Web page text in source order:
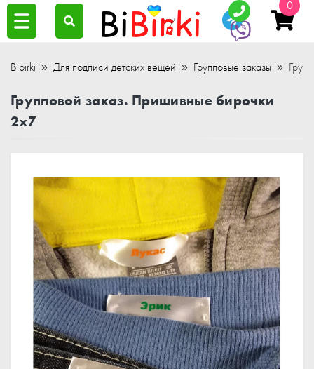
0
Bibirki Для подписи детских вещей Групповые заказы
Групповой заказ. Пришивные бирочки
2x7